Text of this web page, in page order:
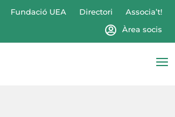
Fundació UEA Directori
Associa’t!
Àrea socis